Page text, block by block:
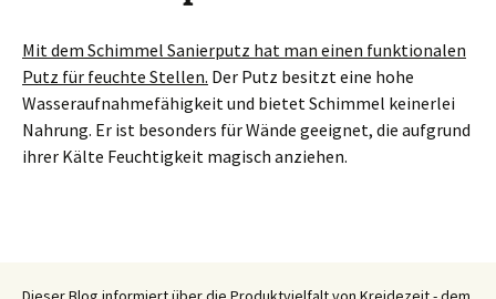
Mit dem Schimmel Sanierputz hat man einen funktionalen
Putz für feuchte Stellen. Der Putz besitzt eine hohe
Wasseraufnahmefähigkeit und bietet Schimmel keinerlei
Nahrung. Er ist besonders für Wände geeignet, die aufgrund
ihrer Kälte Feuchtigkeit magisch anziehen.